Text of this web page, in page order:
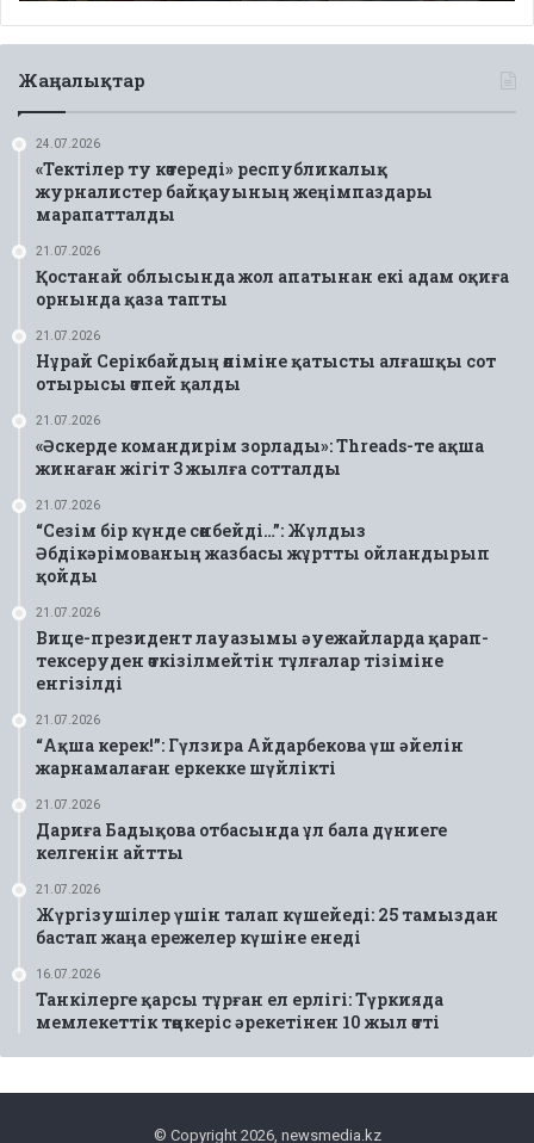
Жаңалықтар
24.07.2026
«Тектілер ту көтереді» республикалық
журналистер байқауының жеңімпаздары
марапатталды
21.07.2026
Қостанай облысында жол апатынан екі адам оқиға
орнында қаза тапты
21.07.2026
Нұрай Серікбайдың өліміне қатысты алғашқы сот
отырысы өтпей қалды
21.07.2026
«Әскерде командирім зорлады»: Threads-те ақша
жинаған жігіт 3 жылға сотталды
21.07.2026
“Сезім бір күнде сөнбейді…”: Жұлдыз
Әбдікәрімованың жазбасы жұртты ойландырып
қойды
21.07.2026
Вице-президент лауазымы әуежайларда қарап-
тексеруден өткізілмейтін тұлғалар тізіміне
енгізілді
21.07.2026
“Ақша керек!”: Гүлзира Айдарбекова үш әйелін
жарнамалаған еркекке шүйлікті
21.07.2026
Дариға Бадықова отбасында ұл бала дүниеге
келгенін айтты
21.07.2026
Жүргізушілер үшін талап күшейеді: 25 тамыздан
бастап жаңа ережелер күшіне енеді
16.07.2026
Танкілерге қарсы тұрған ел ерлігі: Түркияда
мемлекеттік төңкеріс әрекетінен 10 жыл өтті
© Copyright 2026, newsmedia.kz